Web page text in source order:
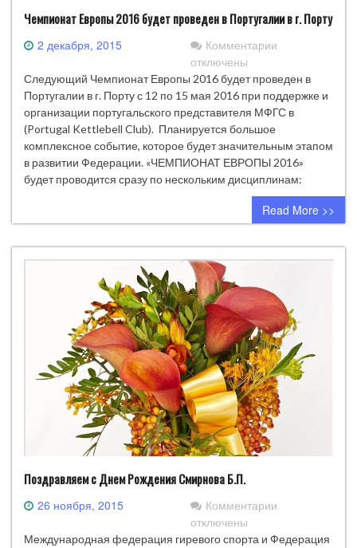
Чемпионат Европы 2016 будет проведен в Португалии в г. Порту
2 декабря, 2015 Комментарии
Чемпионат
Европы
2016
проведен
в
Португалии
в
г.
Порту
отключены
Следующий Чемпионат Европы 2016 будет проведен в
Португалии в г. Порту с 12 по 15 мая 2016 при поддержке и
организации португальского представителя МФГС в
(Portugal Kettlebell Club). Планируется большое
комплексное событие, которое будет значительным этапом
в развитии Федерации. «ЧЕМПИОНАТ ЕВРОПЫ 2016»
будет проводится сразу по нескольким дисциплинам:
Read More >>
Поздравляем с Днем Рождения Смирнова Б.П.
26 ноября, 2015 Комментарии
Поздравляем
отключены
Международная федерация гиревого спорта и Федерация